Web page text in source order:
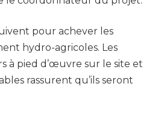
pour achever les
hydro-agricoles. Les
à pied d’œuvre sur le site et
rassurent qu’ils seront